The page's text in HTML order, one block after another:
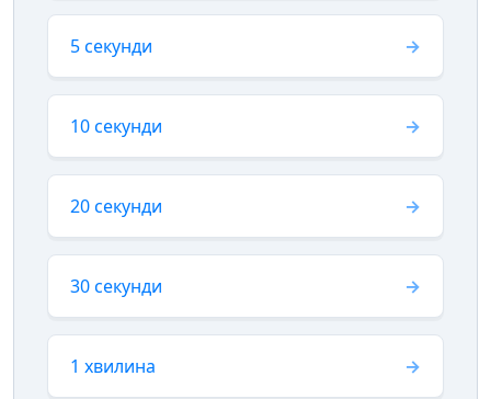
5 секунди
10 секунди
20 секунди
30 секунди
1 хвилина